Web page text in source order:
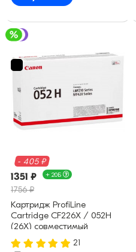
- 405 ₽
1351 ₽ + 20Б
1756 ₽
Картридж ProfiLine
Cartridge CF226X / 052H
(26X) совместимый
21